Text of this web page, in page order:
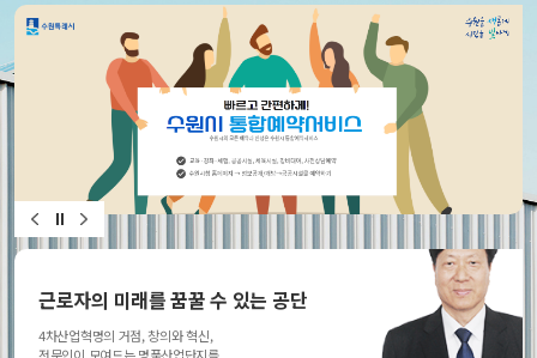
근로자의 미래를 꿈꿀 수 있는 공단
4차산업혁명의 거점, 창의와 혁신,